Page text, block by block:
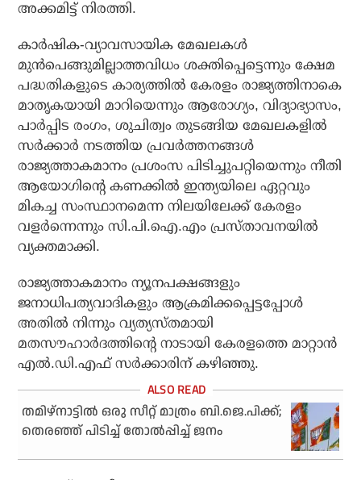
അക്കമിട്ട് നിരത്തി.
കാര്‍ഷിക-വ്യാവസായിക മേഖലകള്‍
മുന്‍പെങ്ങുമില്ലാത്തവിധം ശക്തിപ്പെട്ടെന്നും ക്ഷേമ
പദ്ധതികളുടെ കാര്യത്തില്‍ കേരളം രാജ്യത്തിനാകെ
മാതൃകയായി മാറിയെന്നും ആരോഗ്യം, വിദ്യാഭ്യാസം,
പാര്‍പ്പിട രംഗം, ശുചിത്വം തുടങ്ങിയ മേഖലകളില്‍
സര്‍ക്കാര്‍ നടത്തിയ പ്രവര്‍ത്തനങ്ങള്‍
രാജ്യത്താകമാനം പ്രശംസ പിടിച്ചുപറ്റിയെന്നും നീതി
ആയോഗിന്റെ കണക്കില്‍ ഇന്ത്യയിലെ ഏറ്റവും
മികച്ച സംസ്ഥാനമെന്ന നിലയിലേക്ക് കേരളം
വളര്‍ന്നെന്നും സി.പി.ഐ.എം പ്രസ്താവനയില്‍
വ്യക്തമാക്കി.
രാജ്യത്താകമാനം ന്യൂനപക്ഷങ്ങളും
ജനാധിപത്യവാദികളും ആക്രമിക്കപ്പെട്ടപ്പോള്‍
അതില്‍ നിന്നും വ്യത്യസ്തമായി
മതസൗഹാര്‍ദത്തിന്റെ നാടായി കേരളത്തെ മാറ്റാന്‍
എല്‍.ഡി.എഫ് സര്‍ക്കാരിന് കഴിഞ്ഞു.
തമിഴ്‌നാട്ടില്‍ ഒരു സീറ്റ് മാത്രം ബി.ജെ.പിക്ക്;
തെരഞ്ഞ് പിടിച്ച് തോല്‍പ്പിച്ച് ജനം